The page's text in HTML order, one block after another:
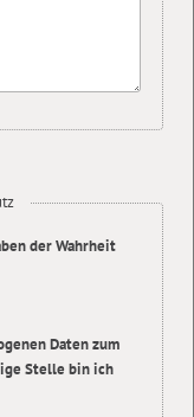
der Wahrheit
Daten zum
Stelle bin ich